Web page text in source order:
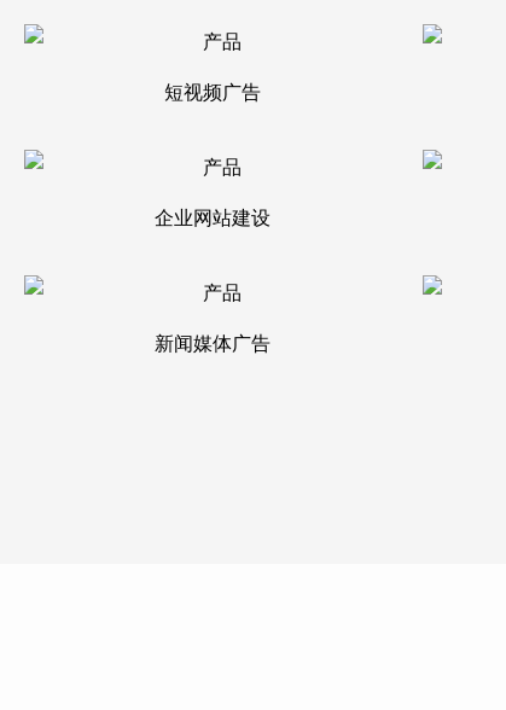
短视频广告
企业网站建设
新闻媒体广告